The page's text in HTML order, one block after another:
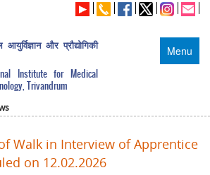
Menu
और प्रौद्योगिकी
Institute for Medical
Trivandrum
Walk in Interview of Apprentice
on 12.02.2026